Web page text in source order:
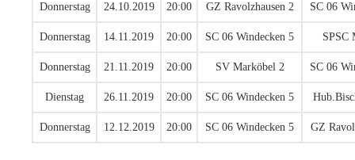
Donnerstag 24.10.2019 20:00 GZ Ravolzhausen 2 SC 06
Donnerstag 14.11.2019 20:00 SC 06 Windecken 5 SPSC
Donnerstag 21.11.2019 20:00 SV Marköbel 2 SC 06
Dienstag 26.11.2019 20:00 SC 06 Windecken 5
Donnerstag 12.12.2019 20:00 SC 06 Windecken 5 GZ